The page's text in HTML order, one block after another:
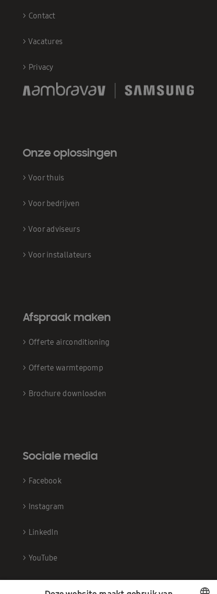
> Contact
> Vacatures
> Privacy
Onze oplossingen
> Voor thuis
> Voor bedrijven
> Voor adviseurs
> Voor installateurs
Afspraak maken
> Offerte airconditioning
> Offerte warmtepomp
> Brochure downloaden
Sociale media
> Facebook
> Instagram
> LinkedIn
> YouTube